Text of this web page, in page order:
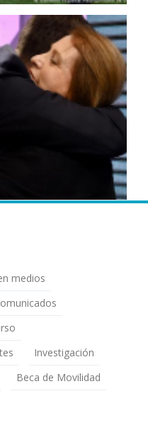
medios
Investigación
Beca de Movilidad